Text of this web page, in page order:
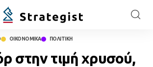
ΟΙΚΟΝΟΜΙΚΑ ΠΟΛΙΤΙΚΗ
στην τιμή χρυσού,